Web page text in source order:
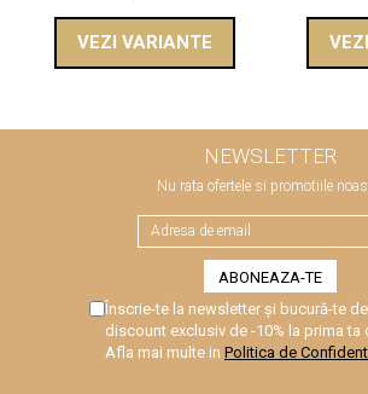
VEZI VARIANTE
NEWSLETTER
Nu rata ofertele si promotiile
Înscrie-te la newsletter și bucură-te
discount exclusiv de -10% la prima ta
Afla mai multe in Politica de